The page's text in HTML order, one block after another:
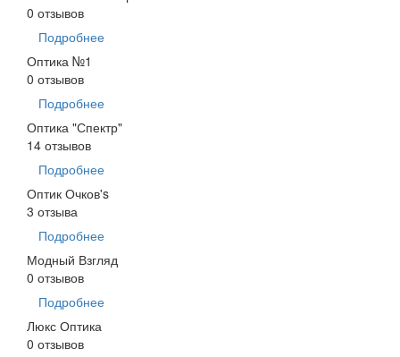
0 отзывов
Подробнее
Оптика №1
0 отзывов
Подробнее
Оптика "Спектр"
14 отзывов
Подробнее
Оптик Очков's
3 отзыва
Подробнее
Модный Взгляд
0 отзывов
Подробнее
Люкс Оптика
0 отзывов